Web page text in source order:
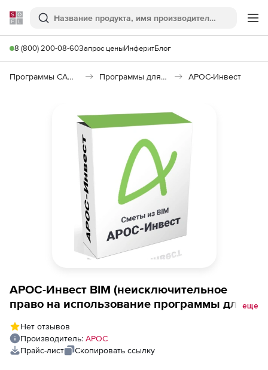
Softline
Поиск
8 (800) 200-08-60Запрос ценыИнферитБлог
Программы САПР и ГИС Программы для документооборота АРОС-Инвест
АРОС-Инвест BIM (неисключительное
право на использование программы дляеще
Нет отзывов
Производитель: АРОС
Прайс-лист
Скопировать ссылку